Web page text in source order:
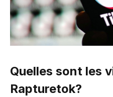
Quelles sont les
Rapturetok?